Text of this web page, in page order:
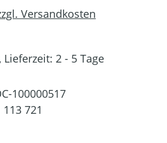
Versandkosten
2 - 5 Tage
100000517
113 721